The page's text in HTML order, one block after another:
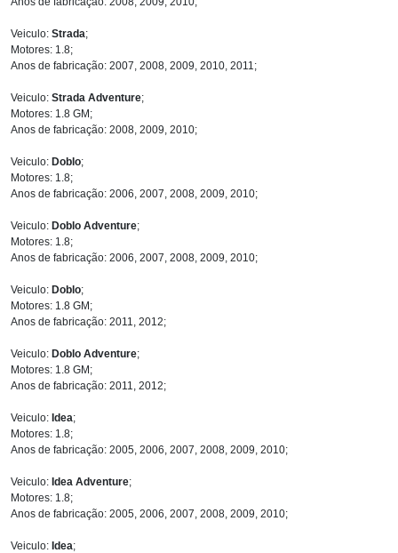
Veiculo: Strada;
Motores: 1.8;
Anos de fabricação: 2007, 2008, 2009, 2010, 2011;
Veiculo: Strada Adventure;
Motores: 1.8 GM;
Anos de fabricação: 2008, 2009, 2010;
Veiculo: Doblo;
Motores: 1.8;
Anos de fabricação: 2006, 2007, 2008, 2009, 2010;
Veiculo: Doblo Adventure;
Motores: 1.8;
Anos de fabricação: 2006, 2007, 2008, 2009, 2010;
Veiculo: Doblo;
Motores: 1.8 GM;
Anos de fabricação: 2011, 2012;
Veiculo: Doblo Adventure;
Motores: 1.8 GM;
Anos de fabricação: 2011, 2012;
Veiculo: Idea;
Motores: 1.8;
Anos de fabricação: 2005, 2006, 2007, 2008, 2009, 2010;
Veiculo: Idea Adventure;
Motores: 1.8;
Anos de fabricação: 2005, 2006, 2007, 2008, 2009, 2010;
Veiculo: Idea;